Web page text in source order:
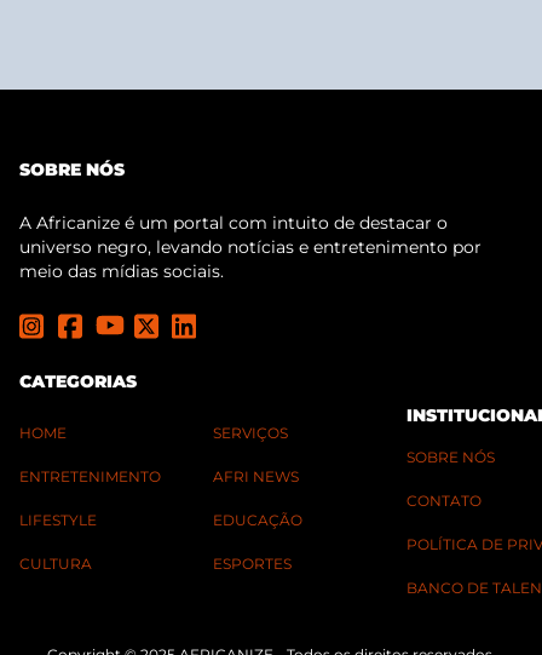
SOBRE NÓS
A Africanize é um portal com intuito de destacar o
universo negro, levando notícias e entretenimento por
meio das mídias sociais.
CATEGORIAS
HOME
ENTRETENIMENTO
LIFESTYLE
CULTURA
SERVIÇOS
AFRI NEWS
EDUCAÇÃO
ESPORTES
SOBRE NÓS
CONTATO
POLÍTICA DE
BANCO DE